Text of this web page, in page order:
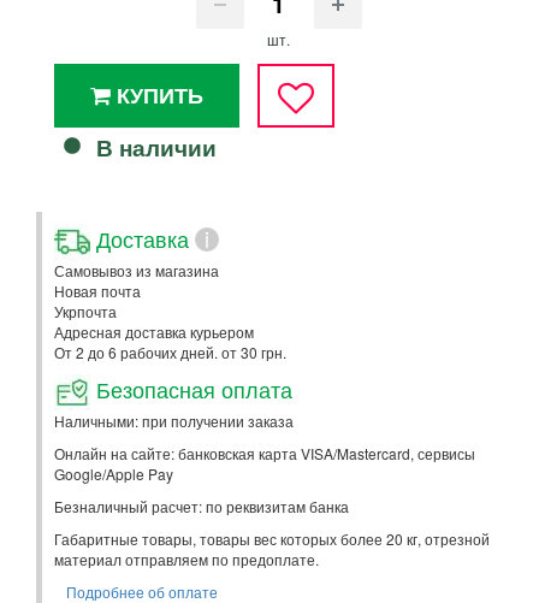
шт.
КУПИТЬ
В наличии
Доставка i
Самовывоз из магазина
Новая почта
Укрпочта
Адресная доставка курьером
От 2 до 6 рабочих дней. от 30 грн.
Безопасная оплата
Наличными: при получении заказа
Онлайн на сайте: банковская карта VISA/Mastercard, сервисы
Google/Apple Pay
Безналичный расчет: по реквизитам банка
Габаритные товары, товары вес которых более 20 кг, отрезной
материал отправляем по предоплате.
Подробнее об оплате